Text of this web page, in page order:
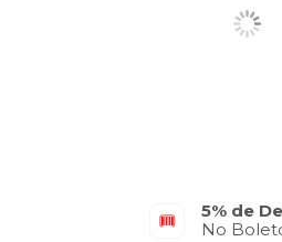
5% de
No